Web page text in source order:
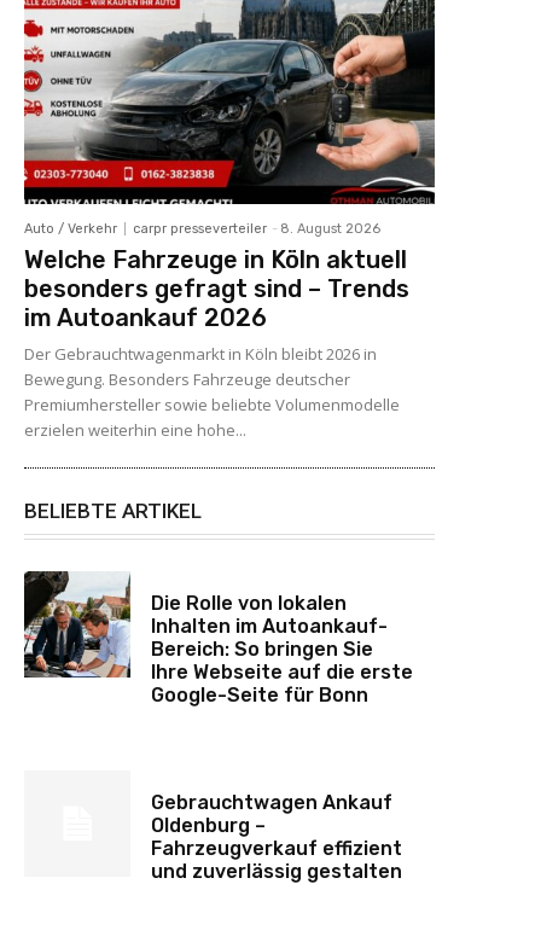
Auto / Verkehr carpr presseverteiler - 8. August 2026
Welche Fahrzeuge in Köln aktuell
besonders gefragt sind – Trends
im Autoankauf 2026
Der Gebrauchtwagenmarkt in Köln bleibt 2026 in
Bewegung. Besonders Fahrzeuge deutscher
Premiumhersteller sowie beliebte Volumenmodelle
erzielen weiterhin eine hohe...
BELIEBTE ARTIKEL
Die Rolle von lokalen
Inhalten im Autoankauf-
Bereich: So bringen Sie
Ihre Webseite auf die erste
Google-Seite für Bonn
Gebrauchtwagen Ankauf
Oldenburg –
Fahrzeugverkauf effizient
und zuverlässig gestalten